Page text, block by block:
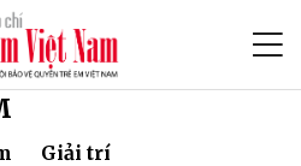
Giải trí